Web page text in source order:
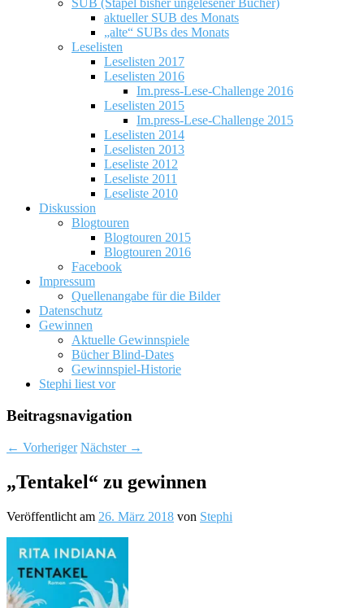
SUB (Stapel bisher ungelesener Bücher)
aktueller SUB des Monats
„alte“ SUBs des Monats
Leselisten
Leselisten 2017
Leselisten 2016
Im.press-Lese-Challenge 2016
Leselisten 2015
Im.press-Lese-Challenge 2015
Leselisten 2014
Leselisten 2013
Leseliste 2012
Leseliste 2011
Leseliste 2010
Diskussion
Blogtouren
Blogtouren 2015
Blogtouren 2016
Facebook
Impressum
Quellenangabe für die Bilder
Datenschutz
Gewinnen
Aktuelle Gewinnspiele
Bücher Blind-Dates
Gewinnspiel-Historie
Stephi liest vor
Beitragsnavigation
← Vorheriger Nächster →
„Tentakel“ zu gewinnen
Veröffentlicht am 26. März 2018 von Stephi